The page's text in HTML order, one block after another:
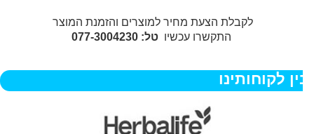
לקבלת הצעת מחיר למוצרים והזמנת המוצר
התקשרו עכשיוטל: 077-3004230
לקוחותינו